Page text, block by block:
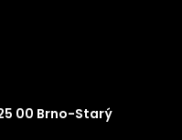
00 Brno-Starý